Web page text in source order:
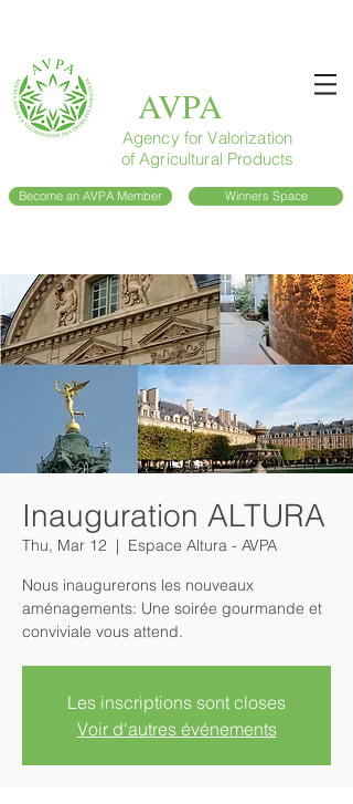
AVPA
Agency for Valorization
of Agricultural Products
Become an AVPA Member Winners Space
Inauguration ALTURA
Thu, Mar 12
  |
Espace Altura - AVPA
Nous inaugurerons les nouveaux
aménagements: Une soirée gourmande et
conviviale vous attend.
Les inscriptions sont closes
Voir d'autres événements